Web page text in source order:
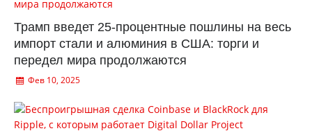
Трамп введет 25-процентные пошлины на весь
импорт стали и алюминия в США: торги и
передел мира продолжаются
Фев 10, 2025